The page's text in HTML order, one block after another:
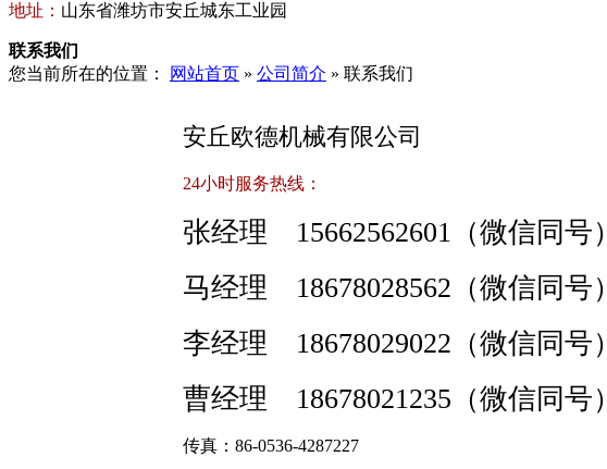
地址： 山东省潍坊市安丘城东工业园
联系我们
您当前所在的位置：
网站首页 » 公司简介 » 联系我们
安丘欧德机械有限公司
24小时服务热线：
张经理 15662562601（微信同号）
马经理 18678028562（微信同号）
李经理 18678029022（微信同号）
曹经理 18678021235（微信同号）
传真： 86-0536-4287227